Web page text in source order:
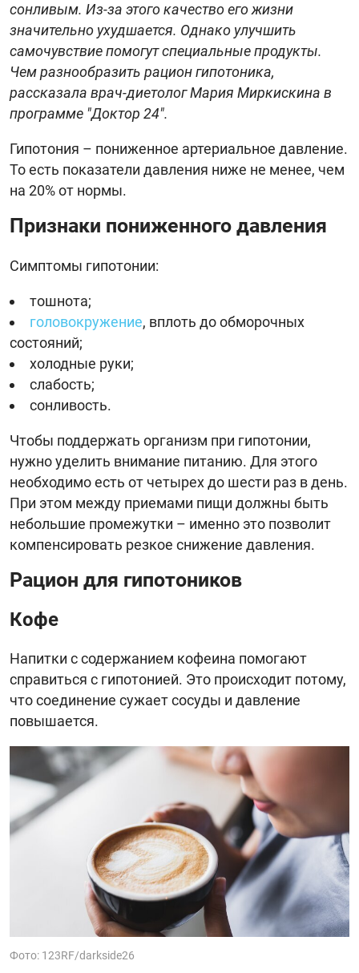
сонливым. Из-за этого качество его жизни
значительно ухудшается. Однако улучшить
самочувствие помогут специальные продукты.
Чем разнообразить рацион гипотоника,
рассказала врач-диетолог Мария Миркискина в
программе "Доктор 24".
Гипотония – пониженное артериальное давление.
То есть показатели давления ниже не менее, чем
на 20% от нормы.
Признаки пониженного давления
Симптомы гипотонии:
тошнота;
головокружение, вплоть до обморочных
состояний;
холодные руки;
слабость;
сонливость.
Чтобы поддержать организм при гипотонии,
нужно уделить внимание питанию. Для этого
необходимо есть от четырех до шести раз в день.
При этом между приемами пищи должны быть
небольшие промежутки – именно это позволит
компенсировать резкое снижение давления.
Рацион для гипотоников
Кофе
Напитки с содержанием кофеина помогают
справиться с гипотонией. Это происходит потому,
что соединение сужает сосуды и давление
повышается.
Фото: 123RF/darkside26